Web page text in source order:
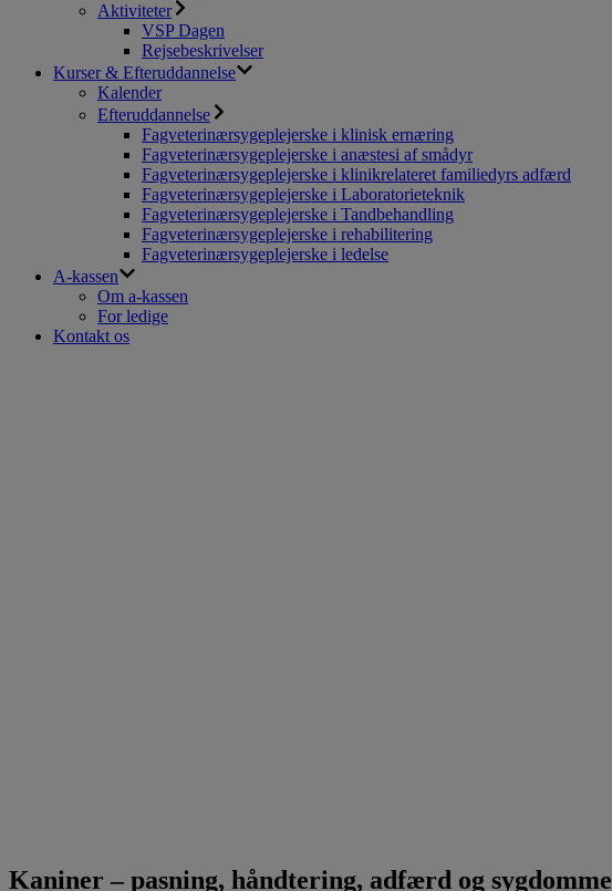
Aktiviteter
VSP Dagen
Rejsebeskrivelser
Kurser & Efteruddannelse
Kalender
Efteruddannelse
Fagveterinærsygeplejerske i klinisk ernæring
Fagveterinærsygeplejerske i anæstesi af smådyr
Fagveterinærsygeplejerske i klinikrelateret familiedyrs adfærd
Fagveterinærsygeplejerske i Laboratorieteknik
Fagveterinærsygeplejerske i Tandbehandling
Fagveterinærsygeplejerske i rehabilitering
Fagveterinærsygeplejerske i ledelse
A-kassen
Om a-kassen
For ledige
Kontakt os
Kaniner – pasning, håndtering, adfærd og sygdomme